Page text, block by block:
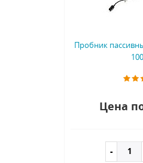
Пробник
Цена